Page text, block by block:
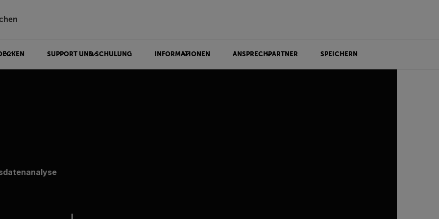
SUPPORT UND SCHULUNG INFORMATIONEN ANSPRECHPARTNER SPEICHERN